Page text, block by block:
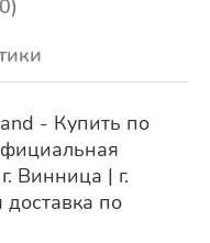
- Купить по
Винница | г.
доставка по